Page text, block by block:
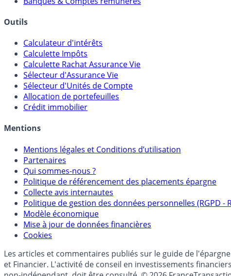
Outils
Calculateur d'intérêts
Calculette Impôts
Calculette Rachat Assurance Vie
Sélecteur d'Assurance Vie
Sélecteur d'Unités de Compte
Allocation de portefeuilles
Crédit immobilier
Mentions
Mentions légales et Conditions d’utilisation
Partenaires
Qui sommes-nous ?
Politique de référencement des placements épargne
Collecte avis internautes
Politique de gestion des données personnelles (RGPD
Modèle économique
Mise à jour de données financières
Cookies
Les articles et commentaires publiés sur le guide de
et Financier. L'activité de conseil en investissements